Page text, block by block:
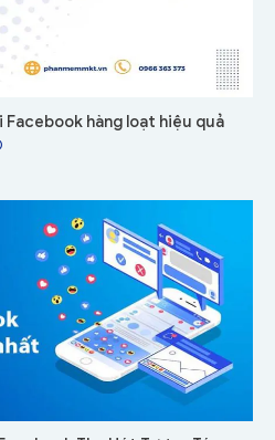
Facebook hàng loạt hiệu quả